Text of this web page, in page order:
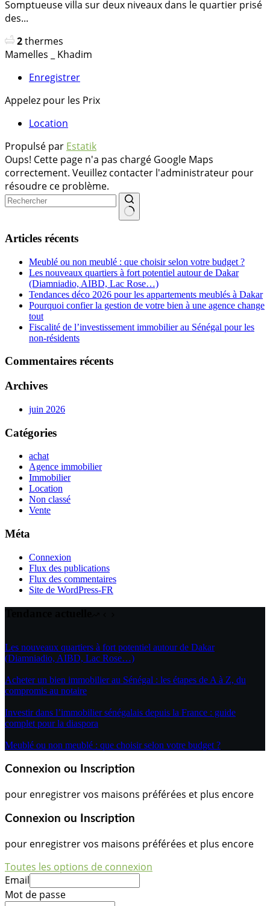
Somptueuse villa sur deux niveaux dans le quartier prisé
des...
2thermes
Mamelles _ Khadim
Enregistrer
Appelez pour les Prix
Location
Propulsé par Estatik
Oups! Cette page n'a pas chargé Google Maps
correctement. Veuillez contacter l'administrateur pour
résoudre ce problème.
résultat
Articles récents
Meublé ou non meublé : que choisir selon votre budget ?
Les nouveaux quartiers à fort potentiel autour de Dakar
(Diamniadio, AIBD, Lac Rose…)
Tendances déco 2026 pour les appartements meublés à Dakar
Pourquoi confier la gestion de votre bien à une agence change
tout
Fiscalité de l’investissement immobilier au Sénégal pour les
non-résidents
Commentaires récents
Archives
juin 2026
Catégories
achat
Agence immobilier
Immobilier
Location
Non classé
Vente
Méta
Connexion
Flux des publications
Flux des commentaires
Site de WordPress-FR
Les nouveaux quartiers à fort potentiel autour de Dakar
(Diamniadio, AIBD, Lac Rose…)
Acheter un bien immobilier au Sénégal : les étapes de A à Z, du
compromis au notaire
Investir dans l’immobilier sénégalais depuis la France : guide
complet pour la diaspora
Meublé ou non meublé : que choisir selon votre budget ?
Connexion ou Inscription
pour enregistrer vos maisons préférées et plus encore
Connexion ou Inscription
pour enregistrer vos maisons préférées et plus encore
Toutes les options de connexion
Email
Mot de passe